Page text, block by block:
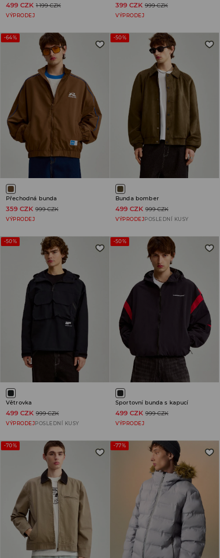
499 CZK 1 199 CZK
VÝPRODEJ
399 CZK 999 CZK
VÝPRODEJ
-64%
Přechodná bunda
359 CZK 999 CZK
VÝPRODEJ
-50%
Bunda bomber
499 CZK 999 CZK
VÝPRODEJ POSLEDNÍ KUSY
-50%
Větrovka
499 CZK 999 CZK
VÝPRODEJPOSLEDNÍ KUSY
-50%
Sportovní bunda s kapucí
499 CZK 999 CZK
VÝPRODEJ
-70% -77%